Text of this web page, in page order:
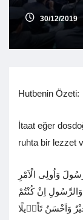
30/12/2019
Hutbenin Özeti:
İtaat eğer
ruhta bir lezzet
وَاُولِى الْاَمْرِ
اِنْ كُنْتُمْ